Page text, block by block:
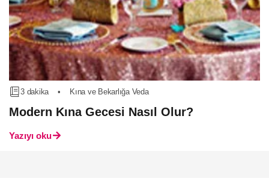
3 dakika • Kına ve Bekarlığa Veda
Modern Kına Gecesi Nasıl Olur?
Yazıyı oku